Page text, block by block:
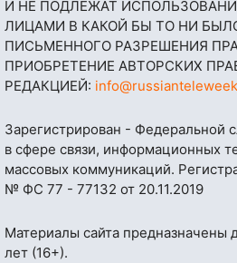
И НЕ ПОДЛЕЖАТ
ЛИЦАМИ В КАКОЙ БЫ ТО НИ
ПИСЬМЕННОГО РАЗРЕШЕНИЯ
ПРИОБРЕТЕНИЕ АВТОРСКИХ
РЕДАКЦИЕЙ:
Зарегистрирован - Федеральной
в сфере связи, информационных
массовых коммуникаций.
№ ФС 77 - 77132 от 20.11.2019
Материалы сайта предназначены
лет (16+).